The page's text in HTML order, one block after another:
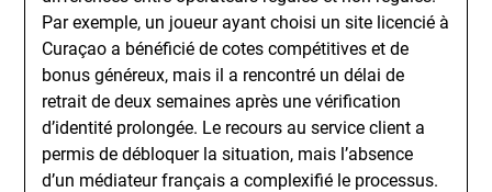
Par exemple, un joueur ayant choisi un site licencié à
Curaçao a bénéficié de cotes compétitives et de
bonus généreux, mais il a rencontré un délai de
retrait de deux semaines après une vérification
d’identité prolongée. Le recours au service client a
permis de débloquer la situation, mais l’absence
d’un médiateur français a complexifié le processus.